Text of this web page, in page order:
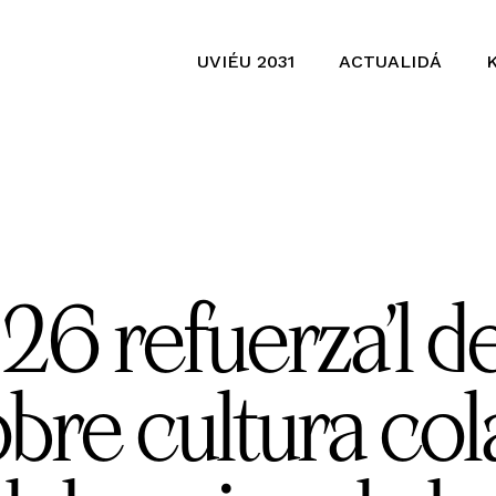
UVIÉU 2031 ACTUALIDÁ
refuerza’l
cultura